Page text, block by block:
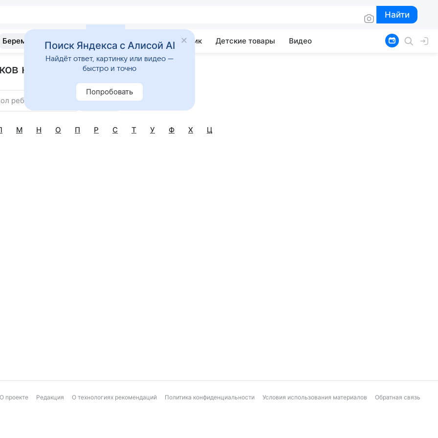
Найти
Найти
Беременность Развитие Почемучка Учебник Детские товары Видео
на букву Е
ребенка Найти
М Н О П Р С Т У Ф Х Ц
О проекте Редакция О технологиях рекомендаций Политика конфиденциальности Условия использования материалов Обратная связь
Поиск Яндекса с Алисой AI
Найдёт ответ, картинку или видео —
быстро и точно
Попробовать